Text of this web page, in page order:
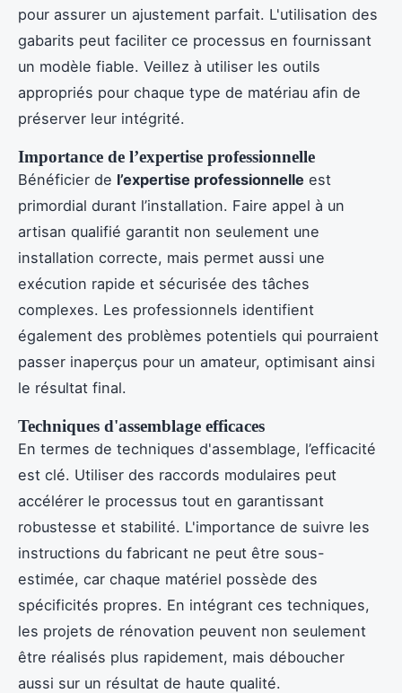
pour assurer un ajustement parfait. L'utilisation des
gabarits peut faciliter ce processus en fournissant
un modèle fiable. Veillez à utiliser les outils
appropriés pour chaque type de matériau afin de
préserver leur intégrité.
Importance de l’expertise professionnelle
Bénéficier de l’expertise professionnelle est
primordial durant l’installation. Faire appel à un
artisan qualifié garantit non seulement une
installation correcte, mais permet aussi une
exécution rapide et sécurisée des tâches
complexes. Les professionnels identifient
également des problèmes potentiels qui pourraient
passer inaperçus pour un amateur, optimisant ainsi
le résultat final.
Techniques d'assemblage efficaces
En termes de techniques d'assemblage, l’efficacité
est clé. Utiliser des raccords modulaires peut
accélérer le processus tout en garantissant
robustesse et stabilité. L'importance de suivre les
instructions du fabricant ne peut être sous-
estimée, car chaque matériel possède des
spécificités propres. En intégrant ces techniques,
les projets de rénovation peuvent non seulement
être réalisés plus rapidement, mais déboucher
aussi sur un résultat de haute qualité.